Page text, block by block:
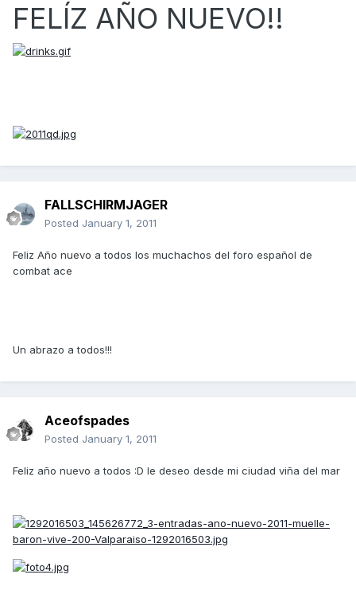
FELÍZ AÑO NUEVO!!
FALLSCHIRMJAGER
Posted January 1, 2011
Feliz Año nuevo a todos los muchachos del foro español de
combat ace
Un abrazo a todos!!!
Aceofspades
Posted January 1, 2011
Feliz año nuevo a todos :D le deseo desde mi ciudad viña del mar